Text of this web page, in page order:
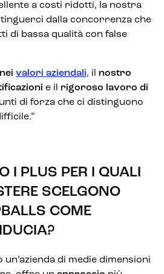
a costi ridotti, la nostra
dalla concorrenza che
di bassa qualità con false
valori aziendali, il nostro
e il rigoroso lavoro di
di forza che ci distinguono
I PLUS PER I QUALI
SCELGONO
COME
un’azienda di medie dimensioni